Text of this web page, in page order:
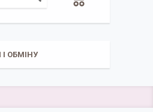
ОБМІНУ